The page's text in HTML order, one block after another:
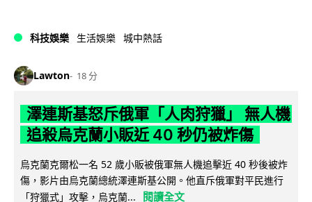
科技娛樂 生活娛樂 城中熱話
Lawton 18 分
澤連斯基怒斥俄軍「人肉狩獵」 無人機
追殺烏克蘭小販近 40 秒仍被炸傷
烏克蘭克爾松一名 52 歲小販被俄軍無人機追擊近 40 秒後被炸
傷，影片由烏克蘭總統澤連斯基公開。他直斥俄軍對平民進行
「狩獵式」攻擊，烏克蘭...
閱讀全文